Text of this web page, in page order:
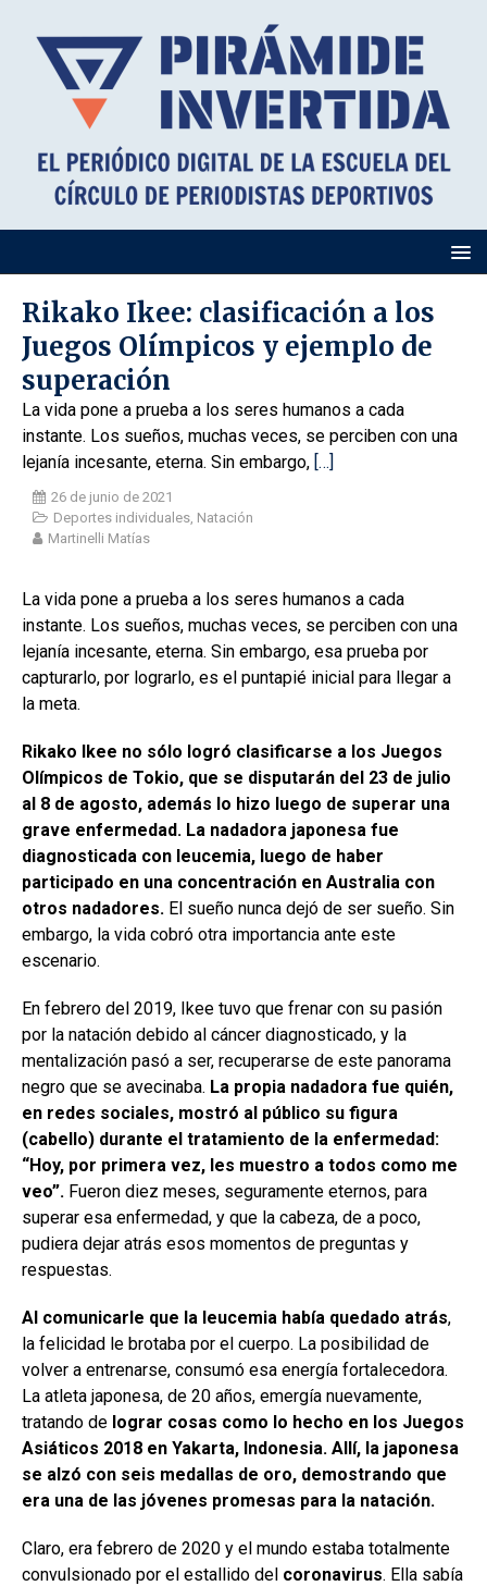
Rikako Ikee: clasificación a los
Juegos Olímpicos y ejemplo de
superación
La vida pone a prueba a los seres humanos a cada
instante. Los sueños, muchas veces, se perciben con una
lejanía incesante, eterna. Sin embargo, […]
26 de junio de 2021
Deportes individuales, Natación
Martinelli Matías
La vida pone a prueba a los seres humanos a cada
instante. Los sueños, muchas veces, se perciben con una
lejanía incesante, eterna. Sin embargo, esa prueba por
capturarlo, por lograrlo, es el puntapié inicial para llegar a
la meta.
Rikako Ikee no sólo logró clasificarse a los Juegos
Olímpicos de Tokio, que se disputarán del 23 de julio
al 8 de agosto, además lo hizo luego de superar una
grave enfermedad. La nadadora japonesa fue
diagnosticada con leucemia, luego de haber
participado en una concentración en Australia con
otros nadadores. El sueño nunca dejó de ser sueño. Sin
embargo, la vida cobró otra importancia ante este
escenario.
En febrero del 2019, Ikee tuvo que frenar con su pasión
por la natación debido al cáncer diagnosticado, y la
mentalización pasó a ser, recuperarse de este panorama
negro que se avecinaba. La propia nadadora fue quién,
en redes sociales, mostró al público su figura
(cabello) durante el tratamiento de la enfermedad:
“Hoy, por primera vez, les muestro a todos como me
veo”. Fueron diez meses, seguramente eternos, para
superar esa enfermedad, y que la cabeza, de a poco,
pudiera dejar atrás esos momentos de preguntas y
respuestas.
Al comunicarle que la leucemia había quedado atrás,
la felicidad le brotaba por el cuerpo. La posibilidad de
volver a entrenarse, consumó esa energía fortalecedora.
La atleta japonesa, de 20 años, emergía nuevamente,
tratando de lograr cosas como lo hecho en los Juegos
Asiáticos 2018 en Yakarta, Indonesia. Allí, la japonesa
se alzó con seis medallas de oro, demostrando que
era una de las jóvenes promesas para la natación.
Claro, era febrero de 2020 y el mundo estaba totalmente
convulsionado por el estallido del coronavirus. Ella sabía